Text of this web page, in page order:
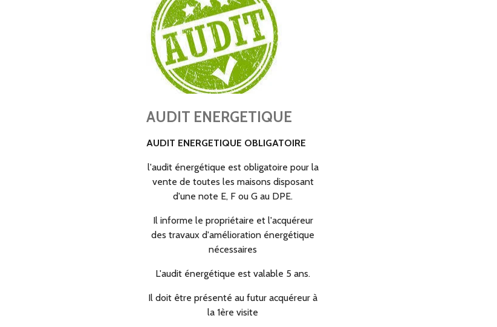
AUDIT ENERGETIQUE
AUDIT ENERGETIQUE OBLIGATOIRE
l'audit énergétique est obligatoire pour la
vente de toutes les maisons disposant
d'une note E, F ou G au DPE.
Il informe le propriétaire et l'acquéreur
des travaux d'amélioration énergétique
nécessaires
L'audit énergétique est valable 5 ans.
Il doit être présenté au futur acquéreur à
la 1ère visite